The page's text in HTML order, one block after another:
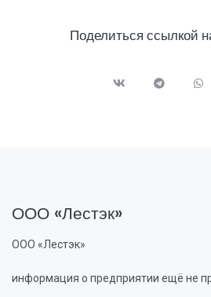
Поделиться ссылкой
ООО «Лестэк»
ООО «Лестэк»
информация о предприятии ещё не